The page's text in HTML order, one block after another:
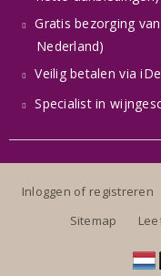
Gratis bezorging
Nederland)
Veilig betalen via
Specialist in
Inloggen of registreren
Sitemap